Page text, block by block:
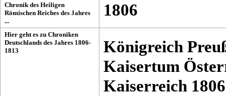
Chronik des Heiligen
Römischen Reiches des Jahres
...
1806
Hier geht es zu Chroniken
Deutschlands des Jahres 1806-
1813
Königreich
Kaisertum
Kaiserreich 1806